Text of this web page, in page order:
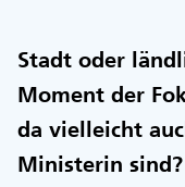
Stadt oder
Moment der
da vielleicht
Ministerin sind?